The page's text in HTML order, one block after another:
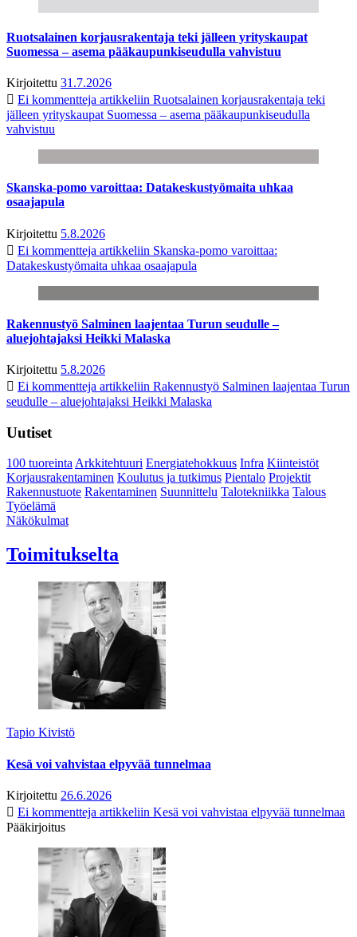
Ruotsalainen korjausrakentaja teki jälleen yrityskaupat
Suomessa – asema pääkaupunkiseudulla vahvistuu
Kirjoitettu 31.7.2026
Ei kommentteja artikkeliin Ruotsalainen korjausrakentaja teki
jälleen yrityskaupat Suomessa – asema pääkaupunkiseudulla
vahvistuu
Skanska-pomo varoittaa: Datakeskustyömaita uhkaa
osaajapula
Kirjoitettu 5.8.2026
Ei kommentteja artikkeliin Skanska-pomo varoittaa:
Datakeskustyömaita uhkaa osaajapula
Rakennustyö Salminen laajentaa Turun seudulle –
aluejohtajaksi Heikki Malaska
Kirjoitettu 5.8.2026
Ei kommentteja artikkeliin Rakennustyö Salminen laajentaa Turun
seudulle – aluejohtajaksi Heikki Malaska
Uutiset
100 tuoreintaArkkitehtuuri Energiatehokkuus Infra Kiinteistöt
Korjausrakentaminen Koulutus ja tutkimus Pientalo Projektit
Rakennustuote Rakentaminen Suunnittelu Talotekniikka Talous
Työelämä
Näkökulmat
Toimitukselta
Tapio Kivistö
Kesä voi vahvistaa elpyvää tunnelmaa
Kirjoitettu 26.6.2026
Ei kommentteja artikkeliin Kesä voi vahvistaa elpyvää tunnelmaa
Pääkirjoitus